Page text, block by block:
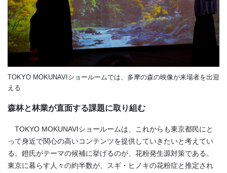
TOKYO MOKUNAVIショールームでは、多摩の森の映像が来場者を出迎
える
森林と林業が直面する課題に取り組む
TOKYO MOKUNAVIショールームは、これからも東京都民にと
って身近で関心の高いコンテンツを提供していきたいと考えてい
る。鐙氏がテーマの候補に挙げるのが、花粉発生源対策である。
東京に暮らす人々の約半数が、スギ・ヒノキの花粉症と推定され